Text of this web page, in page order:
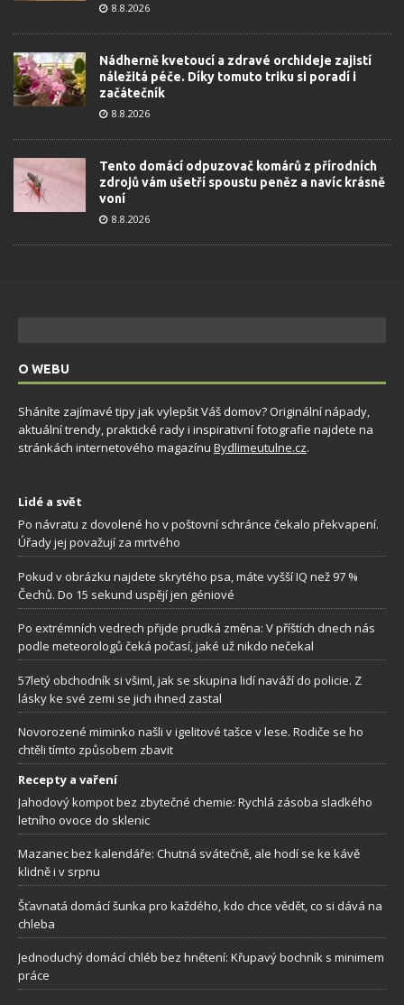
8.8.2026
Nádherně kvetoucí a zdravé orchideje zajistí
náležitá péče. Díky tomuto triku si poradí i
začátečník
8.8.2026
Tento domácí odpuzovač komárů z přírodních
zdrojů vám ušetří spoustu peněz a navíc krásně
voní
8.8.2026
O WEBU
Sháníte zajímavé tipy jak vylepšit Váš domov? Originální nápady,
aktuální trendy, praktické rady i inspirativní fotografie najdete na
stránkách internetového magazínu Bydlimeutulne.cz.
Lidé a svět
Po návratu z dovolené ho v poštovní schránce čekalo překvapení.
Úřady jej považují za mrtvého
Pokud v obrázku najdete skrytého psa, máte vyšší IQ než 97 %
Čechů. Do 15 sekund uspějí jen géniové
Po extrémních vedrech přijde prudká změna: V příštích dnech nás
podle meteorologů čeká počasí, jaké už nikdo nečekal
57letý obchodník si všiml, jak se skupina lidí naváží do policie. Z
lásky ke své zemi se jich ihned zastal
Novorozené miminko našli v igelitové tašce v lese. Rodiče se ho
chtěli tímto způsobem zbavit
Recepty a vaření
Jahodový kompot bez zbytečné chemie: Rychlá zásoba sladkého
letního ovoce do sklenic
Mazanec bez kalendáře: Chutná svátečně, ale hodí se ke kávě
klidně i v srpnu
Šťavnatá domácí šunka pro každého, kdo chce vědět, co si dává na
chleba
Jednoduchý domácí chléb bez hnětení: Křupavý bochník s minimem
práce